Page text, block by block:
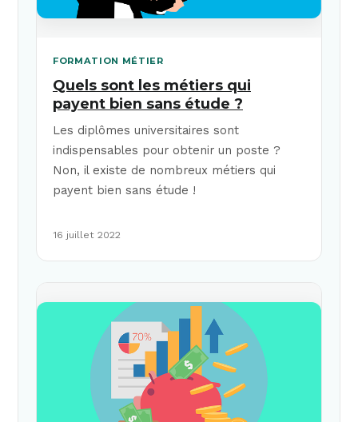
FORMATION MÉTIER
Quels sont les métiers qui
payent bien sans étude ?
Les diplômes universitaires sont
indispensables pour obtenir un poste ?
Non, il existe de nombreux métiers qui
payent bien sans étude !
16 juillet 2022